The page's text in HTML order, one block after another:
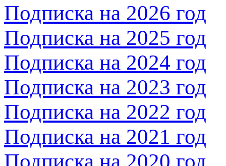
Подписка на 2026 год
Подписка на 2025 год
Подписка на 2024 год
Подписка на 2023 год
Подписка на 2022 год
Подписка на 2021 год
Подписка на 2020 год